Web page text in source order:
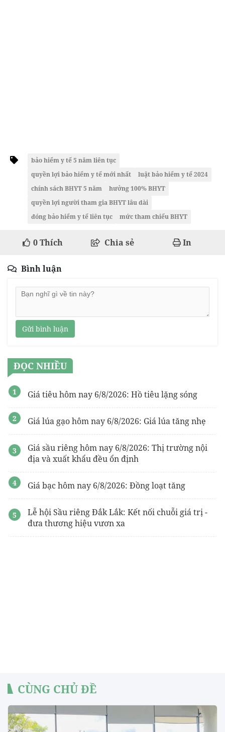
bảo hiểm y tế 5 năm liên tục
quyền lợi bảo hiểm y tế mới nhất
luật bảo hiểm y tế 2024
chính sách BHYT 5 năm
hưởng 100% BHYT
quyền lợi người tham gia BHYT lâu dài
đóng bảo hiểm y tế liên tục
mức tham chiếu BHYT
0Thích Chia sẻ In
Bình luận
Gửi bình luận
ĐỌC NHIỀU
Giá tiêu hôm nay 6/8/2026: Hồ tiêu lặng sóng
Giá lúa gạo hôm nay 6/8/2026: Giá lúa tăng nhẹ
Giá sầu riêng hôm nay 6/8/2026: Thị trường nội
địa và xuất khẩu đều ổn định
Giá bạc hôm nay 6/8/2026: Đồng loạt tăng
Lễ hội Sầu riêng Đắk Lắk: Kết nối chuỗi giá trị -
đưa thương hiệu vươn xa
CÙNG CHỦ ĐỀ